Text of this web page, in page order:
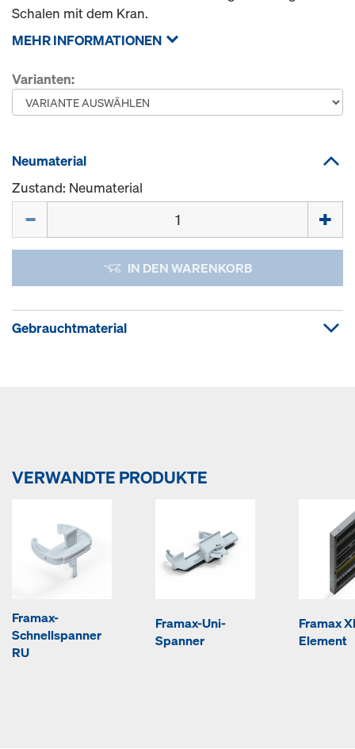
Schalen mit dem Kran.
MEHR INFORMATIONEN
Varianten:
Neumaterial
Zustand: Neumaterial
IN DEN WARENKORB
Gebrauchtmaterial
VERWANDTE PRODUKTE
Framax-
Schnellspanner
RU
Framax-Uni-
Spanner
Framax
Element